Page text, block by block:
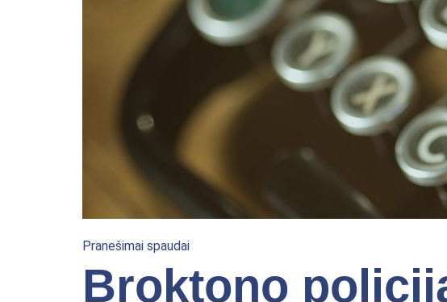
Pranešimai spaudai
Broktono